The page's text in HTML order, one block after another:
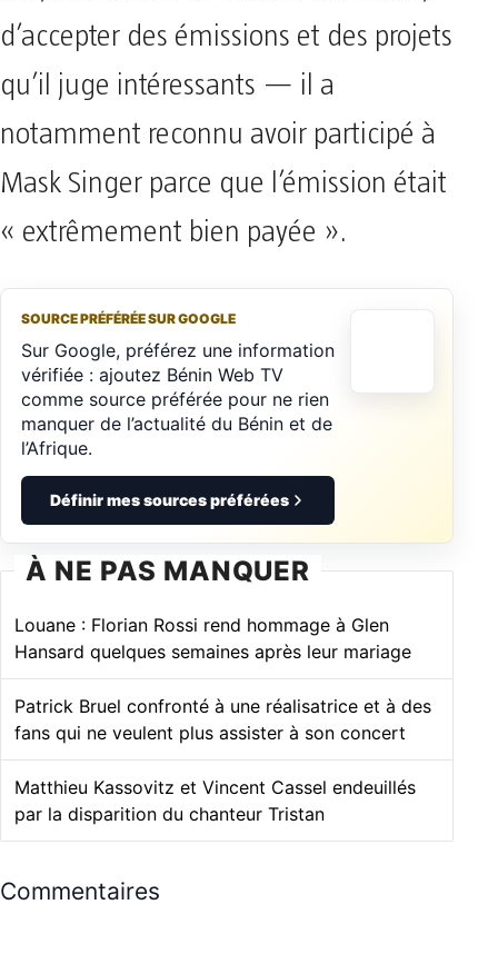
d’accepter des émissions et des projets
qu’il juge intéressants — il a
notamment reconnu avoir participé à
Mask Singer parce que l’émission était
« extrêmement bien payée ».
SOURCE PRÉFÉRÉE SUR GOOGLE
Sur Google, préférez une information
vérifiée : ajoutez Bénin Web TV
comme source préférée pour ne rien
manquer de l’actualité du Bénin et de
l’Afrique.
Définir mes sources préférées
À NE PAS MANQUER
Louane : Florian Rossi rend hommage à Glen
Hansard quelques semaines après leur mariage
Patrick Bruel confronté à une réalisatrice et à des
fans qui ne veulent plus assister à son concert
Matthieu Kassovitz et Vincent Cassel endeuillés
par la disparition du chanteur Tristan
Commentaires